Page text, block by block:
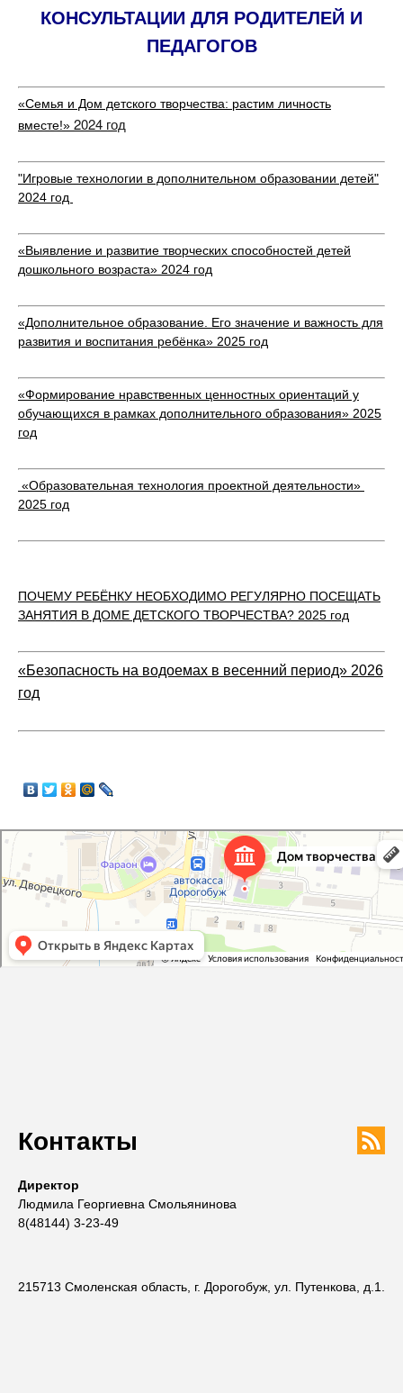
КОНСУЛЬТАЦИИ ДЛЯ РОДИТЕЛЕЙ И
ПЕДАГОГОВ
«Семья и Дом детского творчества: растим личность
вместе!»​ 2024 год
"Игровые технологии в дополнительном образовании детей"
2024 год
«Выявление и развитие творческих способностей детей
дошкольного возраста» 2024 год
«Дополнительное образование. Его значение и важность для
развития и воспитания ребёнка» 2025 год
«Формирование нравственных ценностных ориентаций у
обучающихся в рамках дополнительного образования» 2025
год
«Образовательная технология проектной деятельности»
2025 год
ПОЧЕМУ РЕБЁНКУ НЕОБХОДИМО РЕГУЛЯРНО ПОСЕЩАТЬ
ЗАНЯТИЯ В ДОМЕ ДЕТСКОГО ТВОРЧЕСТВА? 2025 год
«Безопасность на водоемах в весенний период» 2026
год
Контакты
Директор
Людмила Георгиевна Смольянинова
8(48144) 3-23-49
215713 Смоленская область, г. Дорогобуж, ул. Путенкова, д.1.
Дорогобужский дом детского творчества
Дом культуры в Дорогобуже
Дополнительное образование в Дорогобуже